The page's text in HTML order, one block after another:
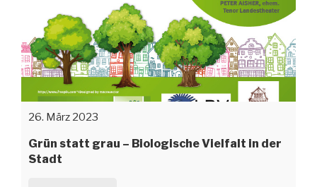
26. März 2023
Grün statt grau – Biologische Vielfalt in der
Stadt